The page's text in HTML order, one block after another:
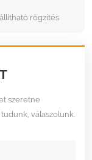
rögzítés
szeretne
válaszolunk.